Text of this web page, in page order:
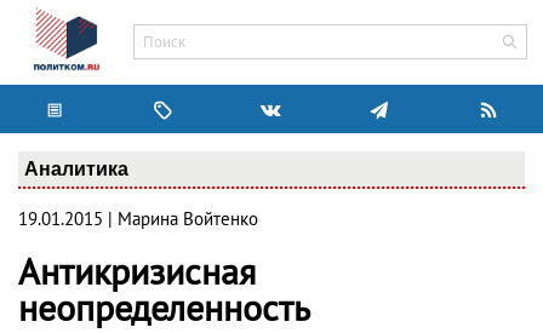
Аналитика
19.01.2015 | Марина Войтенко
Антикризисная
неопределенность